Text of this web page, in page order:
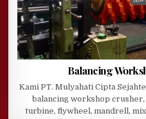
Balancing
Kami PT. Mulyahati Cipta
balancing workshop
turbine, flywheel, mandrell,